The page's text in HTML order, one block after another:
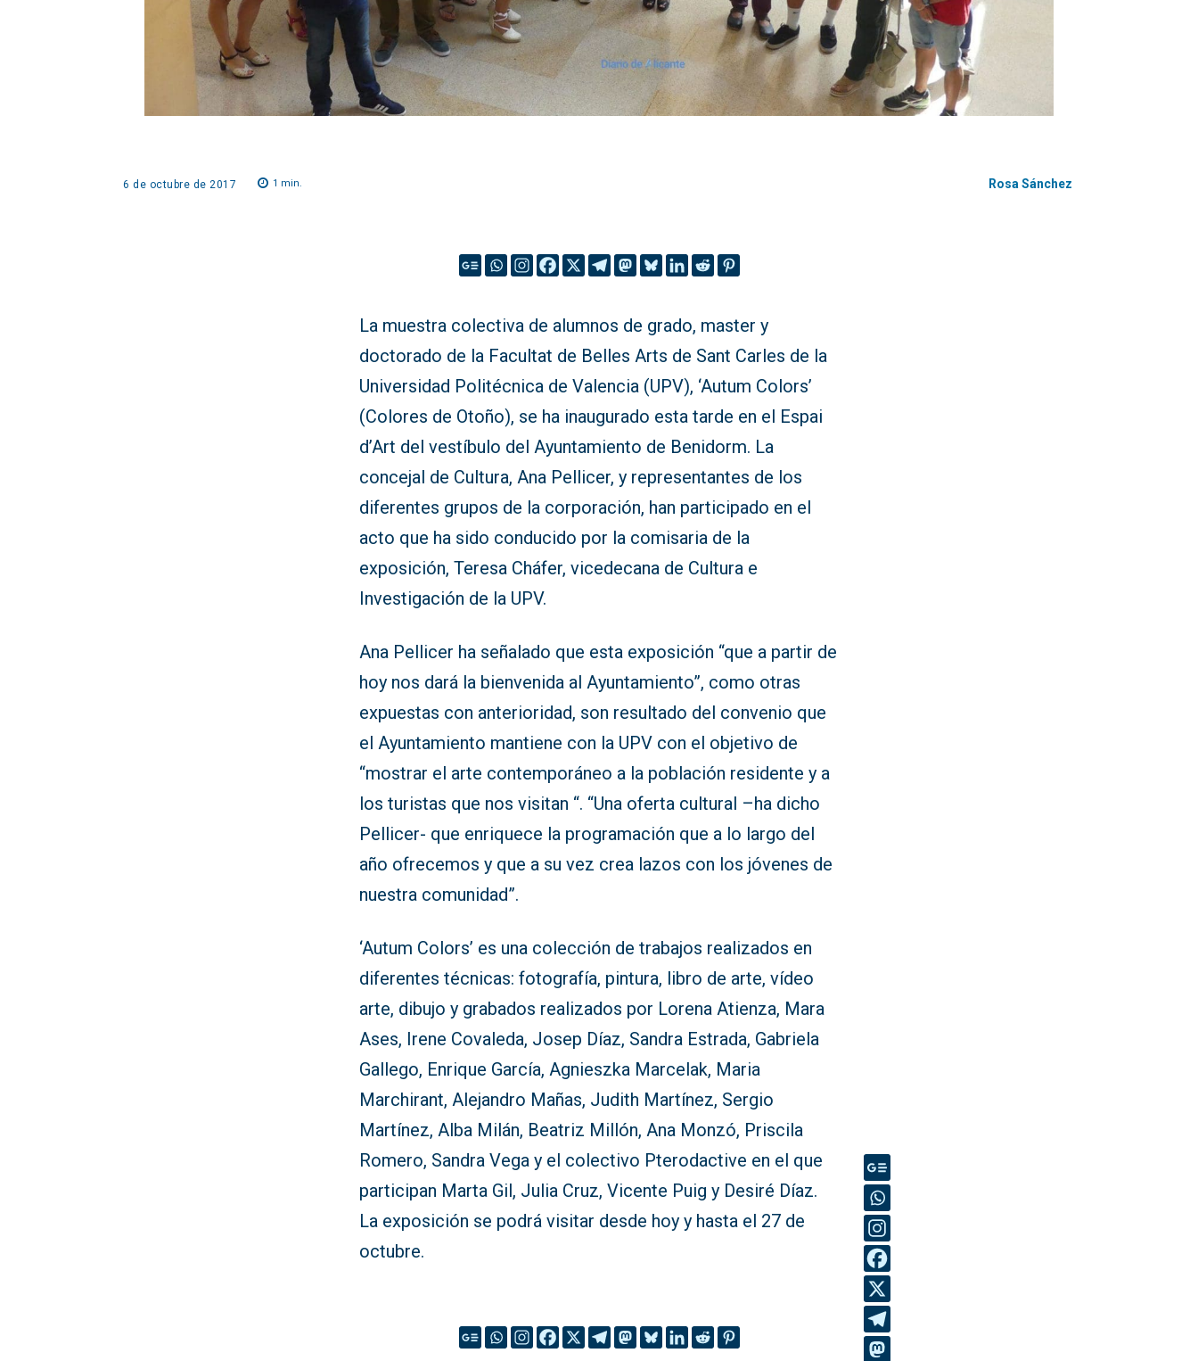
6 de octubre de 2017 1 min. Rosa Sánchez
La muestra colectiva de alumnos de grado, master y
doctorado de la Facultat de Belles Arts de Sant Carles de la
Universidad Politécnica de Valencia (UPV), ‘Autum Colors’
(Colores de Otoño), se ha inaugurado esta tarde en el Espai
d’Art del vestíbulo del Ayuntamiento de Benidorm. La
concejal de Cultura, Ana Pellicer, y representantes de los
diferentes grupos de la corporación, han participado en el
acto que ha sido conducido por la comisaria de la
exposición, Teresa Cháfer, vicedecana de Cultura e
Investigación de la UPV.
Ana Pellicer ha señalado que esta exposición “que a partir de
hoy nos dará la bienvenida al Ayuntamiento”, como otras
expuestas con anterioridad, son resultado del convenio que
el Ayuntamiento mantiene con la UPV con el objetivo de
“mostrar el arte contemporáneo a la población residente y a
los turistas que nos visitan “. “Una oferta cultural –ha dicho
Pellicer- que enriquece la programación que a lo largo del
año ofrecemos y que a su vez crea lazos con los jóvenes de
nuestra comunidad”.
‘Autum Colors’ es una colección de trabajos realizados en
diferentes técnicas: fotografía, pintura, libro de arte, vídeo
arte, dibujo y grabados realizados por Lorena Atienza, Mara
Ases, Irene Covaleda, Josep Díaz, Sandra Estrada, Gabriela
Gallego, Enrique García, Agnieszka Marcelak, Maria
Marchirant, Alejandro Mañas, Judith Martínez, Sergio
Martínez, Alba Milán, Beatriz Millón, Ana Monzó, Priscila
Romero, Sandra Vega y el colectivo Pterodactive en el que
participan Marta Gil, Julia Cruz, Vicente Puig y Desiré Díaz.
La exposición se podrá visitar desde hoy y hasta el 27 de
octubre.